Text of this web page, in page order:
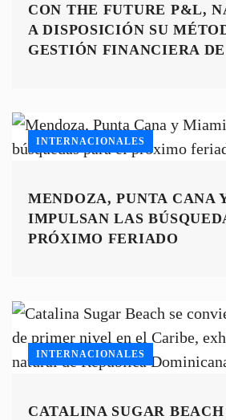
CON THE FUTURE P&L,
A DISPOSICIÓN SU
GESTIÓN FINANCIERA
INTERNACIONALES
MENDOZA, PUNTA CANA
IMPULSAN LAS
PRÓXIMO FERIADO
INTERNACIONALES
CATALINA SUGAR BEACH